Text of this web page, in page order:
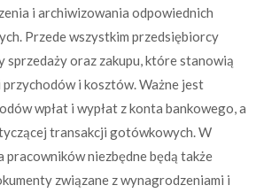
i archiwizowania odpowiednich
Przede wszystkim przedsiębiorcy
sprzedaży oraz zakupu, które stanowią
i kosztów. Ważne jest
wpłat i wypłat z konta bankowego, a
transakcji gotówkowych. W
pracowników niezbędne będą także
związane z wynagrodzeniami i